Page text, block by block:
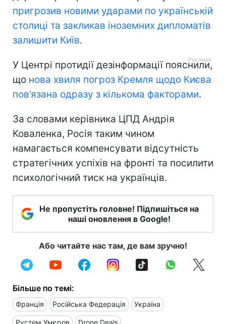
пригрозив новими ударами по українській
столиці та закликав іноземних дипломатів
залишити Київ.
У Центрі протидії дезінформації пояснили,
що нова хвиля погроз Кремля щодо Києва
пов’язана одразу з кількома факторами.
За словами керівника ЦПД Андрія
Коваленка, Росія таким чином
намагається компенсувати відсутність
стратегічних успіхів на фронті та посилити
психологічний тиск на українців.
Не пропустіть головне! Підпишіться на
наші оновлення в Google!
Або читайте нас там, де вам зручно!
Більше по темі:
Франція Російська Федерація Україна
Рустем Умєров Drone Deals